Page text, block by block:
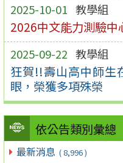
2025-10-01 教學組
2026中文能力測驗中
2025-09-22 教學組
狂賀!!壽山高中師生
眼，榮獲多項殊榮
依公告類別彙總
最新消息 ( 8,996 )